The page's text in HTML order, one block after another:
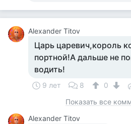
Alexander Titov
Царь царевич,король
портной!А дальше не
водить!
9 лет 8
0
Показать все
Alexander Titov